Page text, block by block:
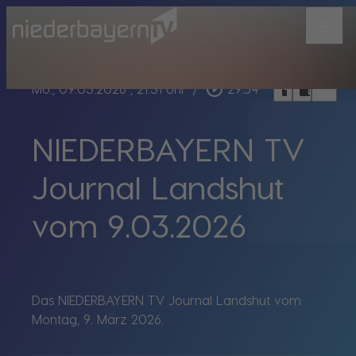
Mo., 09.03.2026, 21:31 Uhr / play_circle_outline 29:54 headphoneschrome_reader_modebookmark_border
NIEDERBAYERN TV
Journal Landshut
vom 9.03.2026
Das NIEDERBAYERN TV Journal Landshut vom
Montag, 9. März 2026.